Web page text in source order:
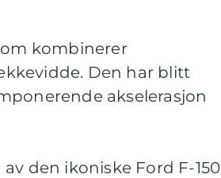
kombinerer
Den har blitt
akselerasjon
den ikoniske Ford F-150